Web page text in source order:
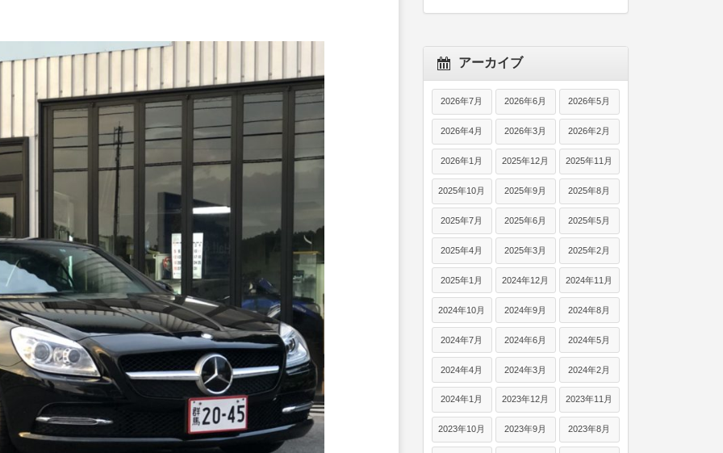
アーカイブ
2026年7月 2026年6月 2026年5月
2026年4月 2026年3月 2026年2月
2026年1月 2025年12月 2025年11月
2025年10月 2025年9月 2025年8月
2025年7月 2025年6月 2025年5月
2025年4月 2025年3月 2025年2月
2025年1月 2024年12月 2024年11月
2024年10月 2024年9月 2024年8月
2024年7月 2024年6月 2024年5月
2024年4月 2024年3月 2024年2月
2024年1月 2023年12月 2023年11月
2023年10月 2023年9月 2023年8月